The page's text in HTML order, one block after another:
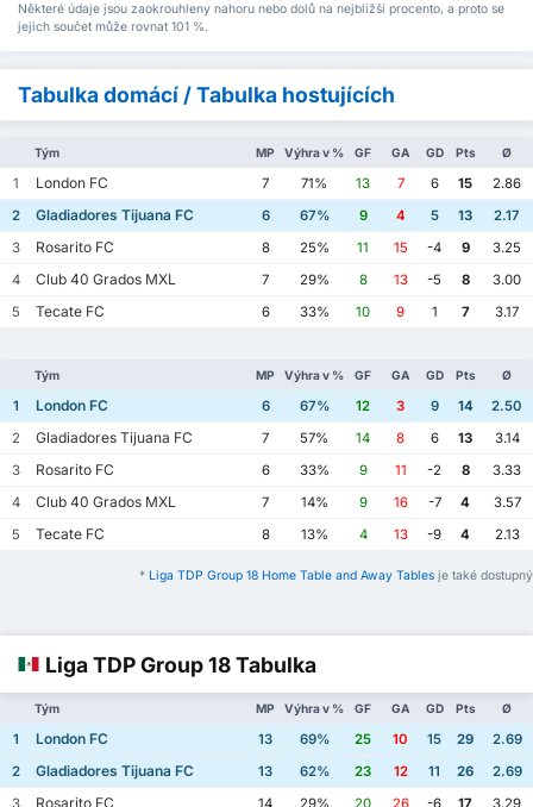
Některé údaje jsou zaokrouhleny nahoru nebo dolů na nejbližší procento, a proto se
jejich součet může rovnat 101 %.
Tabulka domácí / Tabulka hostujících
Tým MP Výhra v % GF GA GD Pts Ø
1 London FC 7 71% 13 7 6 15
2.86
2
Gladiadores Tijuana FC 6 67% 9 4 5 13
2.17
3
Rosarito FC 8 25% 11 15 -4 9
3.25
4
Club 40 Grados MXL 7 29% 8 13 -5 8
3.00
5
Tecate FC 6 33% 10 9 1 7 3.17
Tým MP Výhra v % GF GA GD Pts Ø
1 London FC 6 67% 12 3 9 14
2.50
2
Gladiadores Tijuana FC 7 57% 14 8 6 13
3.14
3
Rosarito FC 6 33% 9 11 -2 8
3.33
4
Club 40 Grados MXL 7 14% 9 16 -7 4
3.57
5
Tecate FC 8 13% 4 13 -9 4 2.13
* Liga TDP Group 18 Home Table and Away Tables je také dostupný
Liga TDP Group 18 Tabulka
Tým MP Výhra v % GF GA GD Pts Ø
1 London FC 13 69% 25 10 15 29
2.69
2
Gladiadores Tijuana FC 13 62% 23 12 11 26
2.69
Rosarito FC